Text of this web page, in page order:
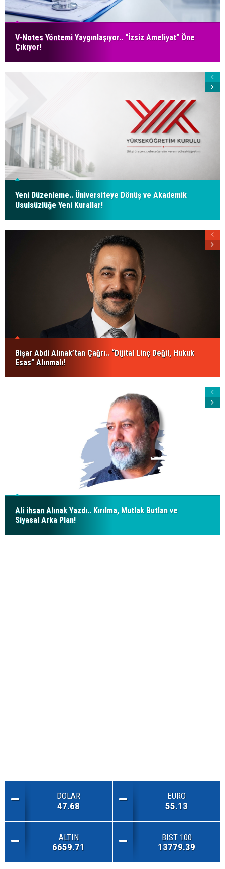
V-Notes Yöntemi Yaygınlaşıyor.. “İzsiz Ameliyat” Öne
Çıkıyor!
Yeni Düzenleme.. Üniversiteye Dönüş ve Akademik
Usulsüzlüğe Yeni Kurallar!
Bişar Abdi Alınak’tan Çağrı.. “Dijital Linç Değil, Hukuk
Esas” Alınmalı!
Ali ihsan Alınak Yazdı.. Kırılma, Mutlak Butlan ve
Siyasal Arka Plan!
DOLAR
47.68
EURO
55.13
ALTIN
6659.71
BIST 100
13779.39